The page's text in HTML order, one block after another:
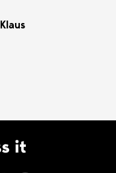
Logo Discuss it